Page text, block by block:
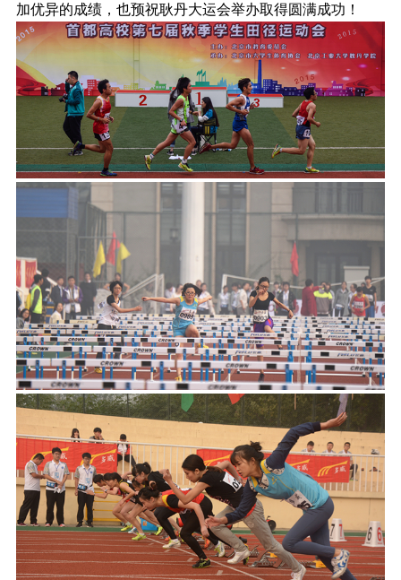
加优异的成绩，也预祝耿丹大运会举办取得圆满成功！